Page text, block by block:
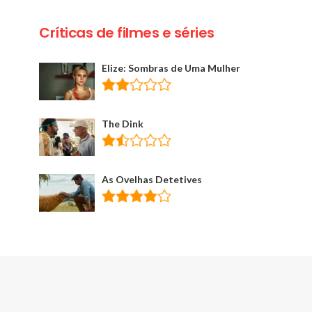
Críticas de filmes e séries
Elize: Sombras de Uma Mulher
The Dink
As Ovelhas Detetives